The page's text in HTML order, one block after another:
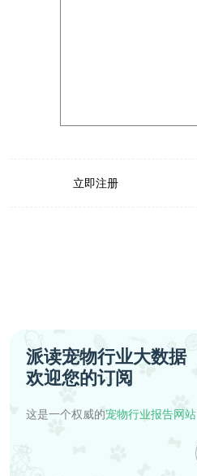
立即注册
派读宠物行业大数据
欢迎您的订阅
这是一个权威的宠物行业报告网站